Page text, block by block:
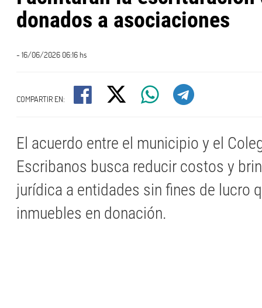
donados a asociaciones
- 16/06/2026 06:16 hs
COMPARTIR EN:
El acuerdo entre el municipio y el
Escribanos busca reducir costos y
jurídica a entidades sin fines de lucro
inmuebles en donación.